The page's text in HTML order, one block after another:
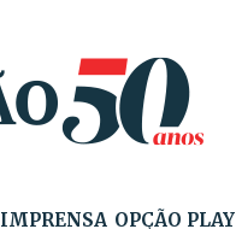
IMPRENSA OPÇÃO PLAY